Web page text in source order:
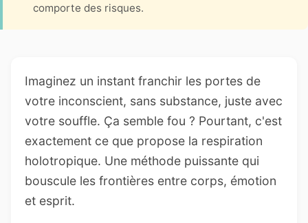
comporte des risques.
Imaginez un instant franchir les portes de
votre inconscient, sans substance, juste avec
votre souffle. Ça semble fou ? Pourtant, c'est
exactement ce que propose la respiration
holotropique. Une méthode puissante qui
bouscule les frontières entre corps, émotion
et esprit.